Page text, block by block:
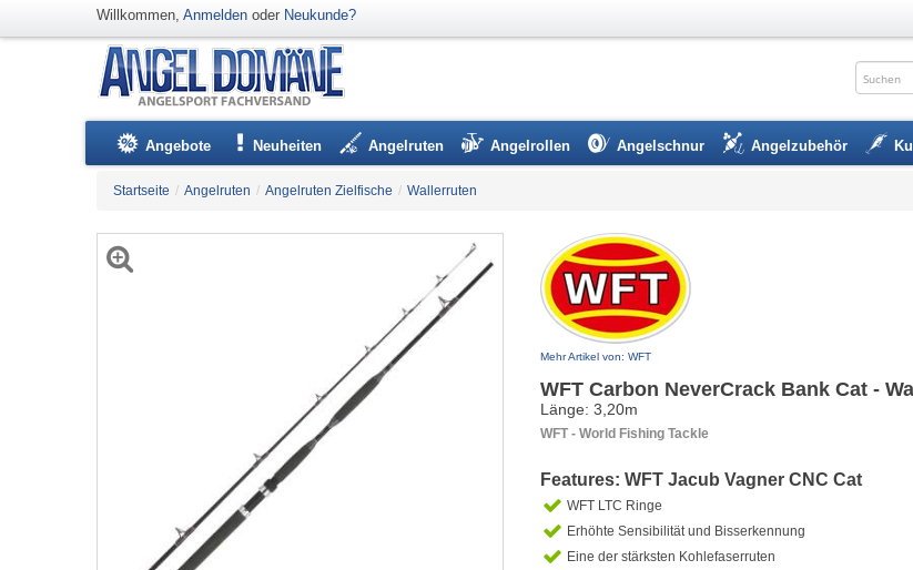
Willkommen, Anmelden oder Neukunde?
Angebote Neuheiten Angelruten Angelrollen Angelschnur Angelzubehör
Startseite / Angelruten / Angelruten Zielfische / Wallerruten
Mehr Artikel von: WFT
WFT Carbon NeverCrack Bank Cat -
Länge: 3,20m
WFT - World Fishing Tackle
Features: WFT Jacub Vagner CNC Cat
WFT LTC Ringe
Erhöhte Sensibilität und Bisserkennung
Eine der stärksten Kohlefaserruten